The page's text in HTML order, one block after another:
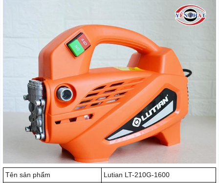
Tên sản phẩm
Lutian LT-210G-1600